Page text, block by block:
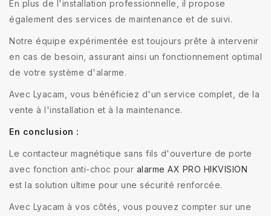
En plus de l'installation professionnelle, il propose
également des services de maintenance et de suivi.
Notre équipe expérimentée est toujours prête à intervenir
en cas de besoin, assurant ainsi un fonctionnement optimal
de votre système d'alarme.
Avec Lyacam, vous bénéficiez d'un service complet, de la
vente à l'installation et à la maintenance.
En conclusion :
Le contacteur magnétique sans fils d'ouverture de porte
avec fonction anti-choc pour alarme AX PRO HIKVISION
est la solution ultime pour une sécurité renforcée.
Avec Lyacam à vos côtés, vous pouvez compter sur une